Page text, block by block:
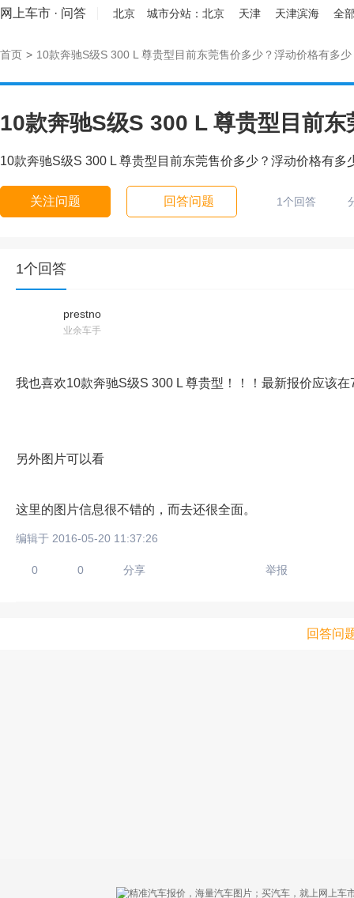
网上车市 · 问答 北京 城市分站： 北京 天津 天津滨海 全
首页 > 10款奔驰S级S 300 L 尊贵型目前东莞售价多少？浮动价格有多
10款奔驰S级S 300 L 尊贵型目前东莞售价多少？浮动价格有多
关注问题 回答问题 1个回答
1个回答
prestno
业余车手
我也喜欢10款奔驰S级S 300 L 尊贵型！！！最新报价应该
另外图片可以看
这里的图片信息很不错的，而去还很全面。
编辑于 2016-05-20 11:37:26
0 0 分享 举报
回答问